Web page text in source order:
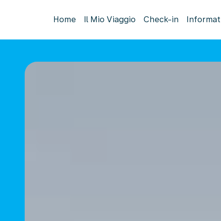
Home Il Mio Viaggio Check-in